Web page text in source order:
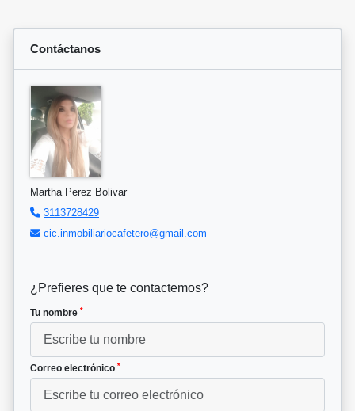
Contáctanos
Martha Perez Bolivar
3113728429
cic.inmobiliariocafetero@gmail.com
¿Prefieres que te contactemos?
Tu nombre *
Correo electrónico *